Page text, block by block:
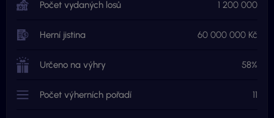
Počet vydaných losů 1 200 000
Herní jistina 60 000 000 Kč
Určeno na výhry 58%
Počet výherních pořadí 11